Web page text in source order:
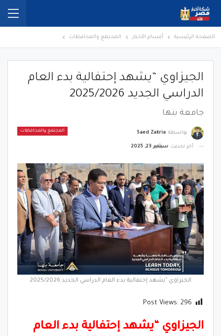
الصفحة الرئيسية أقسام الأخبار المجتمع والمحافظات
الجيزاوي “يشهد إحتفالية بدء العام
الدراسي الجديد 2025/2026
جامعة بنها
المجتمع والمحافظات بواسطة Saed Zakria
آخر تحديث سبتمبر 23, 2025
الجيزاوي "يشهد إحتفالية بدء العام الدراسي الجديد 2025/2026
Post Views: 296
الجيزاوي “يشهد إحتفالية بدء العام